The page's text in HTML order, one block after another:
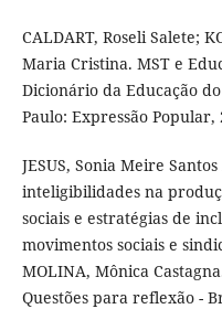
CALDART, Roseli Salete;
Maria Cristina. MST e
Dicionário da Educação
Paulo: Expressão Popular,
JESUS, Sonia Meire
inteligibilidades na
sociais e estratégias de
movimentos sociais e
MOLINA, Mônica
Questões para reflexão -